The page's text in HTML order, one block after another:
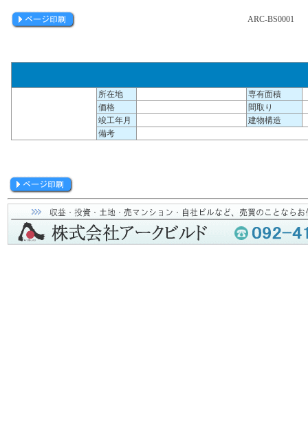
ARC-BS0001
所在地
専有面積
価格
間取り
竣工年月
建物構造
備考